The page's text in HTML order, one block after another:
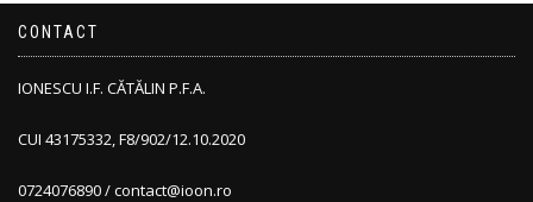
CONTACT
IONESCU I.F. CĂTĂLIN P.F.A.
CUI 43175332, F8/902/12.10.2020
0724076890 / contact@ioon.ro